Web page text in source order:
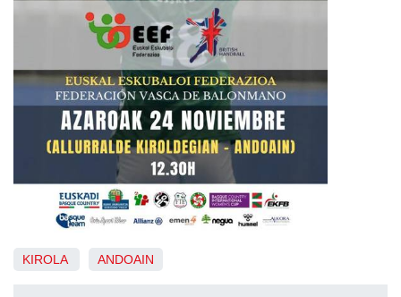
KIROLA ANDOAIN